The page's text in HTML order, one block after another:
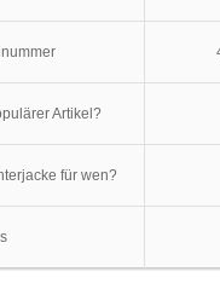
Artikel?
für wen?